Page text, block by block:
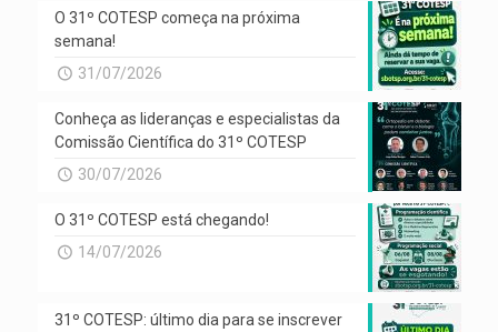
O 31º COTESP começa na próxima
semana!
31/07/2026
Conheça as lideranças e especialistas da
Comissão Científica do 31º COTESP
30/07/2026
O 31º COTESP está chegando!
14/07/2026
31º COTESP: último dia para se inscrever